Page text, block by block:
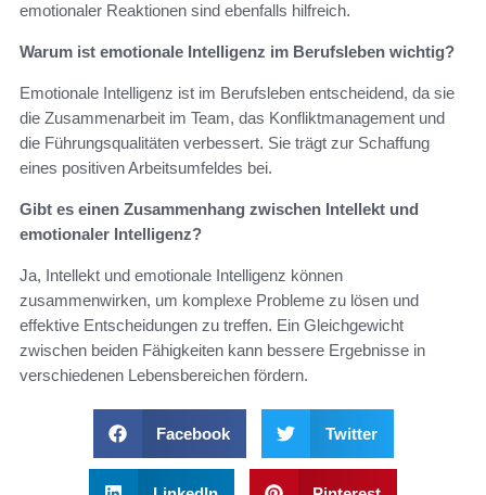
emotionaler Reaktionen sind ebenfalls hilfreich.
Warum ist emotionale Intelligenz im Berufsleben wichtig?
Emotionale Intelligenz ist im Berufsleben entscheidend, da sie
die Zusammenarbeit im Team, das Konfliktmanagement und
die Führungsqualitäten verbessert. Sie trägt zur Schaffung
eines positiven Arbeitsumfeldes bei.
Gibt es einen Zusammenhang zwischen Intellekt und
emotionaler Intelligenz?
Ja, Intellekt und emotionale Intelligenz können
zusammenwirken, um komplexe Probleme zu lösen und
effektive Entscheidungen zu treffen. Ein Gleichgewicht
zwischen beiden Fähigkeiten kann bessere Ergebnisse in
verschiedenen Lebensbereichen fördern.
Facebook Twitter